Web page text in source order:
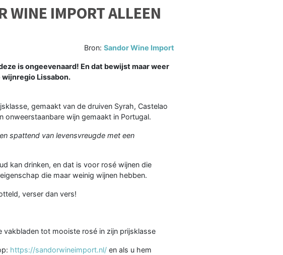
WINE IMPORT ALLEEN
Bron:Sandor Wine Import
is ongeevenaard! En dat bewijst maar weer
wijnregio Lissabon.
gemaakt van de druiven Syrah, Castelao
onweerstaanbare wijn gemaakt in Portugal.
spattend van levensvreugde met een
kan drinken, en dat is voor rosé wijnen die
die maar weinig wijnen hebben.
verser dan vers!
vakbladen tot mooiste rosé in zijn prijsklasse
https://sandorwineimport.nl/ en als u hem